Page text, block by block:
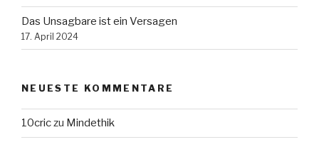
Das Unsagbare ist ein Versagen
17. April 2024
NEUESTE KOMMENTARE
10criczu Mindethik